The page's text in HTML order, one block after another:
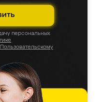
персональных
Пользовательскому